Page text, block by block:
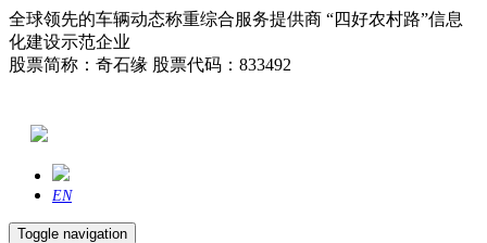
全球领先的车辆动态称重综合服务提供商 “四好农村路”信息
化建设示范企业
股票简称：奇石缘 股票代码：833492
EN
Toggle navigation